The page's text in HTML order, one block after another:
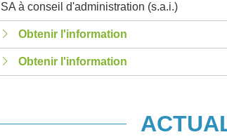
SA à conseil d'administration (s.a.i.)
Obtenir l'information
Obtenir l'information